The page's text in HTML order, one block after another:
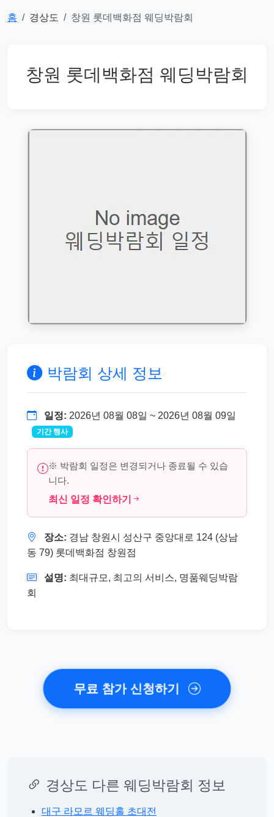
홈 경상도 창원 롯데백화점 웨딩박람회
창원 롯데백화점 웨딩박람회
박람회 상세 정보
일정: 2026년 08월 08일 ~ 2026년 08월 09일
기간 행사
※ 박람회 일정은 변경되거나 종료될 수 있습
니다.
최신 일정 확인하기
장소: 경남 창원시 성산구 중앙대로 124 (상남
동 79) 롯데백화점 창원점
설명: 최대규모, 최고의 서비스, 명품웨딩박람
회
무료 참가 신청하기
경상도 다른 웨딩박람회 정보
대구 라모르 웨딩홀 초대전